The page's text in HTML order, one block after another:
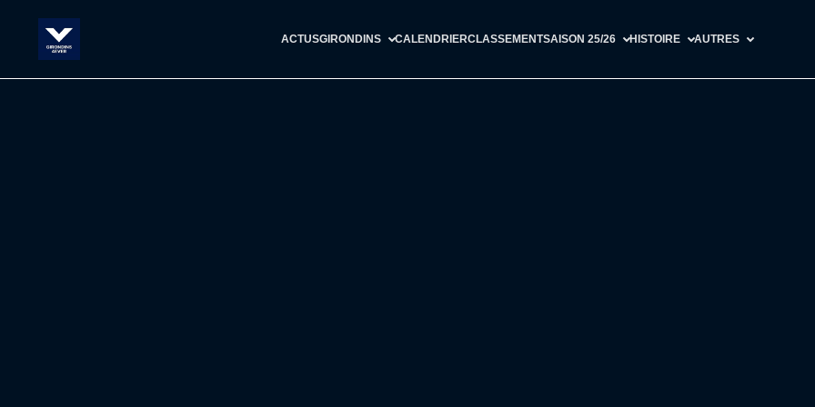
ACTUSGIRONDINS CALENDRIERCLASSEMENTSAISON 25/26 HISTOIRE AUTRES